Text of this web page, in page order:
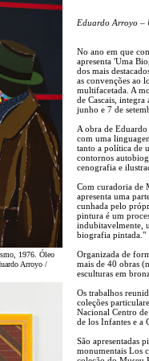
1976. Óleo
Arroyo /
Eduardo Arroyo –
No ano em que
apresenta 'Uma
dos mais
as convenções ao
multifacetada. A
de Cascais,
junho e 7 de
A obra de
com uma
tanto a política de
contornos
cenografia e
Com curadoria de
apresenta uma
cunhada pelo
pintura é um
indubitavelmente,
biografia pintada."
Organizada de
mais de 40 obras
esculturas em
Os trabalhos
coleções
Nacional Centro
de los Infantes e a
São apresentadas
monumentais Los